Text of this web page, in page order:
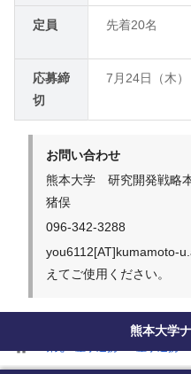
home
定員 先着20名
応募締
切
7月 24日（木）
お問い合わせ
熊本大学 研究開発戦
猪俣
096-342-3288
you6112[AT]kumamoto-
えてご使用ください。
熊本大学